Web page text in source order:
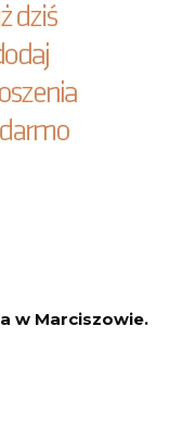
w Marciszowie.